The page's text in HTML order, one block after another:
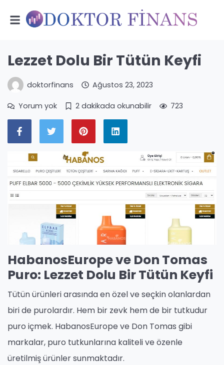
Lezzet Dolu Bir Tütün Keyfi
doktorfinans Ağustos 23, 2023
Yorum yok 2 dakikada okunabilir 723
HabanosEurope ve Don Tomas
Puro: Lezzet Dolu Bir Tütün Keyfi
Tütün ürünleri arasında en özel ve seçkin olanlardan
biri de purolardır. Hem bir zevk hem de bir tutkudur
puro içmek. HabanosEurope ve Don Tomas gibi
markalar, puro tutkunlarına kaliteli ve özenle
üretilmiş ürünler sunmaktadır.